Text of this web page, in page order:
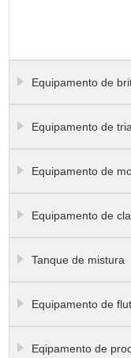
Equipamento de
Equipamento de
Equipamento de
Equipamento de
Tanque de mistura
Equipamento de
Eqipamento de